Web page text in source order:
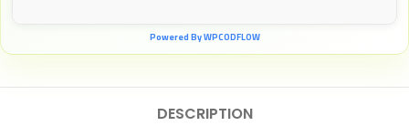
Powered By WPCODFLOW
DESCRIPTION